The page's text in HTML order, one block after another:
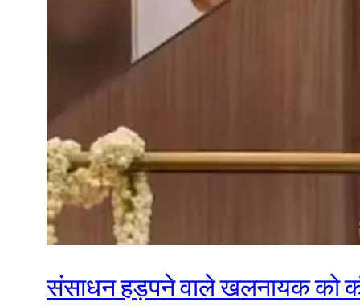
संसाधन हड़पने वाले खलनायक को